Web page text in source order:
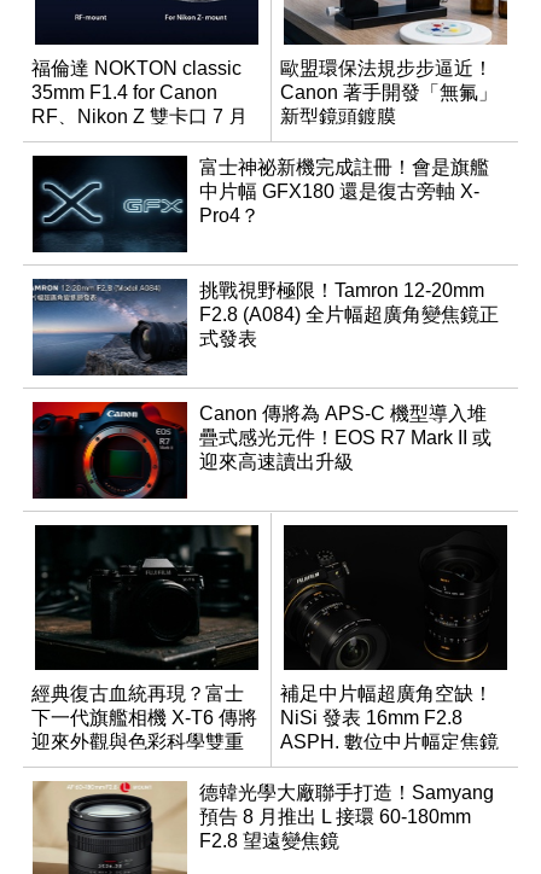
福倫達 NOKTON classic
35mm F1.4 for Canon
RF、Nikon Z 雙卡口 7 月
同步登台
歐盟環保法規步步逼近！
Canon 著手開發「無氟」
新型鏡頭鍍膜
富士神祕新機完成註冊！會是旗艦
中片幅 GFX180 還是復古旁軸 X-
Pro4？
挑戰視野極限！Tamron 12-20mm
F2.8 (A084) 全片幅超廣角變焦鏡正
式發表
Canon 傳將為 APS-C 機型導入堆
疊式感光元件！EOS R7 Mark II 或
迎來高速讀出升級
經典復古血統再現？富士
下一代旗艦相機 X-T6 傳將
迎來外觀與色彩科學雙重
優化
補足中片幅超廣角空缺！
NiSi 發表 16mm F2.8
ASPH. 數位中片幅定焦鏡
德韓光學大廠聯手打造！Samyang
預告 8 月推出 L 接環 60-180mm
F2.8 望遠變焦鏡